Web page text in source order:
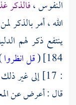
النفوس ،فالذكر
الله ، أمر بالذكر
ينتفع ذكر لهم
184] ( قل انظروا
: 17] إلى غير
قال : أعرض عن